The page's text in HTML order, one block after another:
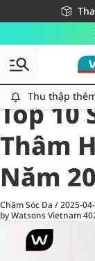
Miễn
Giao hàng
Thu thập
All
Chăm Sóc Cá Nhân
Top 10
Thâm
Năm
Chăm Sóc Da /2025-
by Watsons Vietnam